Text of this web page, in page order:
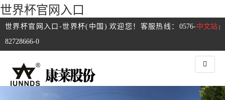
世界杯官网入口
中文站 |
世界杯官网入口-世界杯(中国) 欢迎您！客服热线：0576-
82728666-0